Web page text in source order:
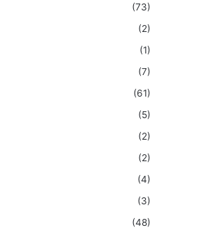
(73)
(2)
(1)
(7)
(61)
(5)
(2)
(2)
(4)
(3)
(48)